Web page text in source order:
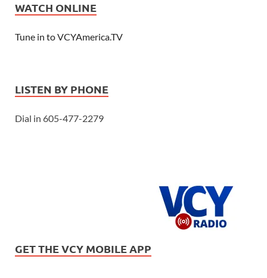
WATCH ONLINE
Tune in to VCYAmerica.TV
LISTEN BY PHONE
Dial in 605-477-2279
GET THE VCY MOBILE APP